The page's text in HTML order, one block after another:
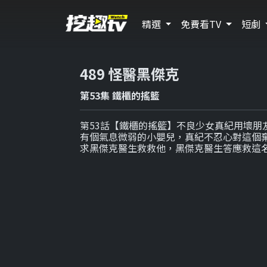
精選 免費看TV 短劇
489 怪醫黑傑克
第53集 鐵櫃的搖籃
第53話【鐵櫃的搖籃】不良少女真紀用壞
有個氣息微弱的小嬰兒，真紀不忍心對這
求黑傑克醫生救救他，黑傑克醫生答應救